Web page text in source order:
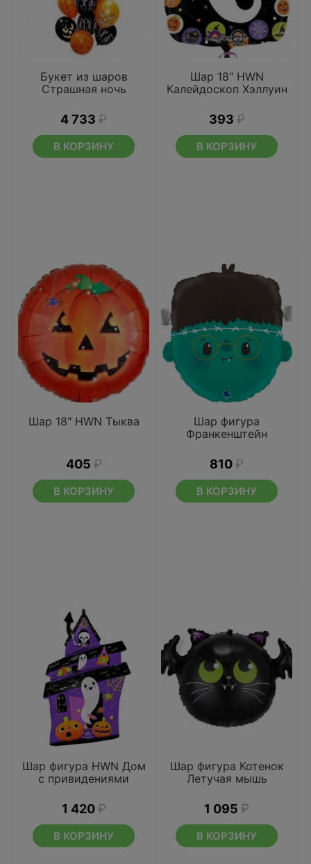
Букет из шаров
Страшная ночь
4 733 ₽
В КОРЗИНУ
Шар 18" HWN
Калейдоскоп Хэллуин
393 ₽
В КОРЗИНУ
Шар 18" HWN Тыква
405 ₽
В КОРЗИНУ
Шар фигура
Франкенштейн
810 ₽
В КОРЗИНУ
Шар фигура HWN Дом
с привидениями
1 420 ₽
В КОРЗИНУ
Шар фигура Котенок
Летучая мышь
1 095 ₽
В КОРЗИНУ